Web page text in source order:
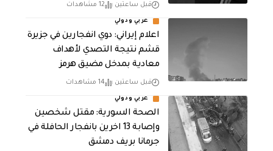
قبل ساعتين 12 مشاهدات
عربي ودولي
اعلام إيراني: دوي انفجارين في جزيرة
قشم نتيجة التصدي لأهداف
معادية بمدخل مضيق هرمز
قبل ساعتين 14 مشاهدات
عربي ودولي
الصحة السورية: مقتل شخصين
وإصابة 13 اخرين بانفجار الحافلة في
جرمانا بريف دمشق